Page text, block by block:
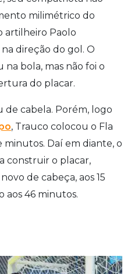
milimétrico do
artilheiro Paolo
direção do gol. O
na bola, mas não foi o
do placar.
de cabela. Porém, logo
, Trauco colocou o Fla
Daí em diante, o
construir o placar,
de cabeça, aos 15
aos 46 minutos.